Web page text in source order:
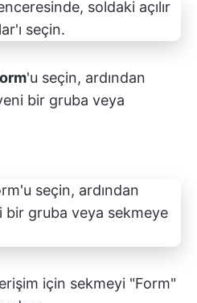
'u seçin, ardından
bir gruba veya
erişim için sekmeyi "Form"